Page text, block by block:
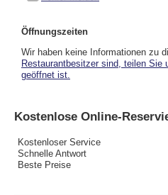
Öffnungszeiten
Wir haben keine Informationen zu
Restaurantbesitzer sind, teilen Sie
geöffnet ist.
Kostenlose Online-
Kostenloser Service
Schnelle Antwort
Beste Preise